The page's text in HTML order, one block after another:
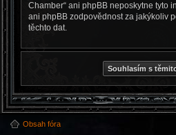
Chamber“ ani phpBB neposkytne tyto
ani phpBB zodpovědnost za jakýkoliv
těchto dat.
Obsah fóra